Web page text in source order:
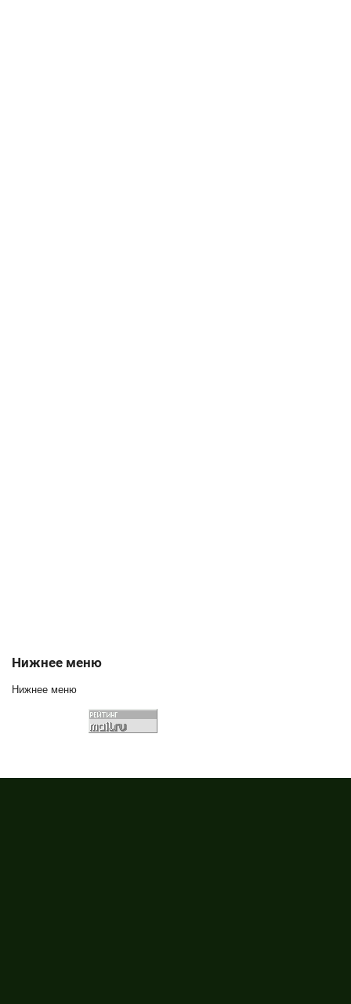
Нижнее меню
Нижнее меню